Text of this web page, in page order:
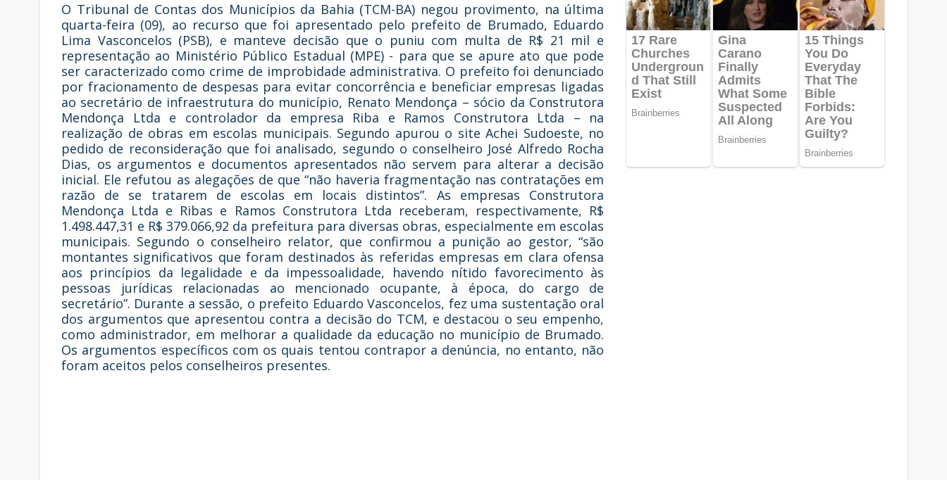
O Tribunal de Contas dos Municípios da Bahia (TCM-BA) negou provimento, na última
quarta-feira (09), ao recurso que foi apresentado pelo prefeito de Brumado, Eduardo
Lima Vasconcelos (PSB), e manteve decisão que o puniu com multa de R$ 21 mil e
representação ao Ministério Público Estadual (MPE) - para que se apure ato que pode
ser caracterizado como crime de improbidade administrativa. O prefeito foi denunciado
por fracionamento de despesas para evitar concorrência e beneficiar empresas ligadas
ao secretário de infraestrutura do município, Renato Mendonça – sócio da Construtora
Mendonça Ltda e controlador da empresa Riba e Ramos Construtora Ltda – na
realização de obras em escolas municipais. Segundo apurou o site Achei Sudoeste, no
pedido de reconsideração que foi analisado, segundo o conselheiro José Alfredo Rocha
Dias, os argumentos e documentos apresentados não servem para alterar a decisão
inicial. Ele refutou as alegações de que “não haveria fragmentação nas contratações em
razão de se tratarem de escolas em locais distintos”. As empresas Construtora
Mendonça Ltda e Ribas e Ramos Construtora Ltda receberam, respectivamente, R$
1.498.447,31 e R$ 379.066,92 da prefeitura para diversas obras, especialmente em escolas
municipais. Segundo o conselheiro relator, que confirmou a punição ao gestor, “são
montantes significativos que foram destinados às referidas empresas em clara ofensa
aos princípios da legalidade e da impessoalidade, havendo nítido favorecimento às
pessoas jurídicas relacionadas ao mencionado ocupante, à época, do cargo de
secretário”. Durante a sessão, o prefeito Eduardo Vasconcelos, fez uma sustentação oral
dos argumentos que apresentou contra a decisão do TCM, e destacou o seu empenho,
como administrador, em melhorar a qualidade da educação no município de Brumado.
Os argumentos específicos com os quais tentou contrapor a denúncia, no entanto, não
foram aceitos pelos conselheiros presentes.